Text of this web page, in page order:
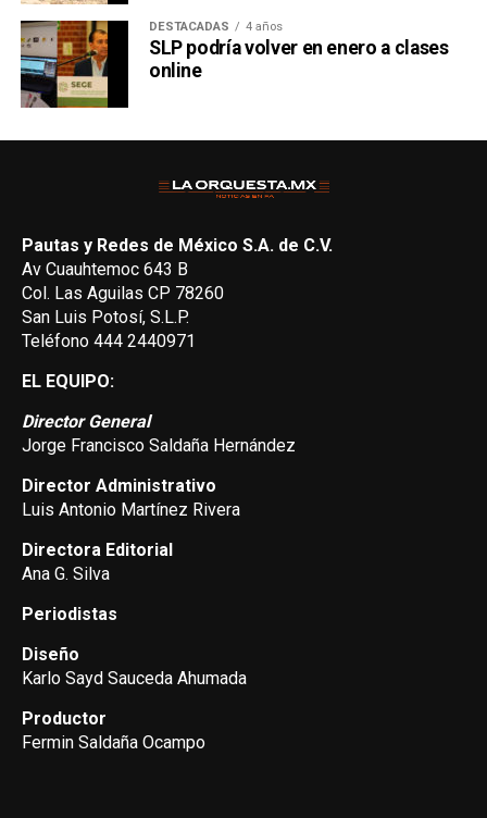
DESTACADAS 4 años
SLP podría volver en enero a clases
online
Pautas y Redes de México S.A. de C.V.
Av Cuauhtemoc 643 B
Col. Las Aguilas CP 78260
San Luis Potosí, S.L.P.
Teléfono 444 2440971
EL EQUIPO:
Director General
Jorge Francisco Saldaña Hernández
Director Administrativo
Luis Antonio Martínez Rivera
Directora Editorial
Ana G. Silva
Periodistas
Diseño
Karlo Sayd Sauceda Ahumada
Productor
Fermin Saldaña Ocampo